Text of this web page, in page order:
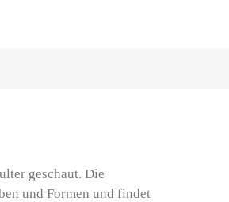
geschaut. Die
und Formen und findet